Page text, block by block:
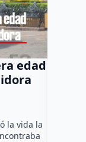
edad
la vida la